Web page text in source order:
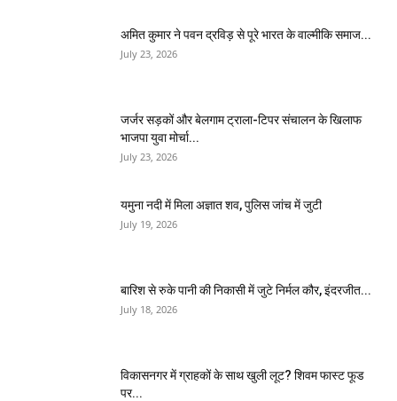
अमित कुमार ने पवन द्रविड़ से पूरे भारत के वाल्मीकि समाज...
July 23, 2026
जर्जर सड़कों और बेलगाम ट्राला-टिपर संचालन के खिलाफ
भाजपा युवा मोर्चा...
July 23, 2026
यमुना नदी में मिला अज्ञात शव, पुलिस जांच में जुटी
July 19, 2026
बारिश से रुके पानी की निकासी में जुटे निर्मल कौर, इंदरजीत...
July 18, 2026
विकासनगर में ग्राहकों के साथ खुली लूट? शिवम फास्ट फूड
पर...